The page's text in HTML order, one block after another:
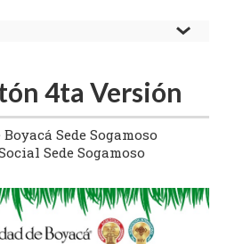
4ta Versión
Sede Sogamoso
Sede Sogamoso